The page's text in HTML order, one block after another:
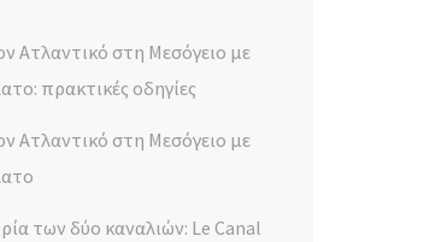
Ατλαντικό στη Μεσόγειο με
πρακτικές οδηγίες
Ατλαντικό στη Μεσόγειο με
των δύο καναλιών: Le Canal